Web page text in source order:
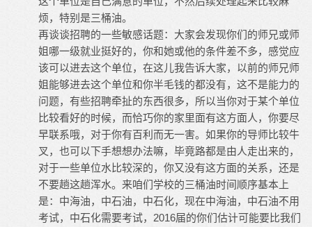
烦，特别是三桶油。
再谈谈招聘的一些敏感话题：大家会发现你们的师兄或师
姐哪一级就业挺好的，你和她或他的条件差不多，感觉应
该可以进去这个单位，在这儿我告诉大家，以前的师兄师
姐能够进去这个单位和你半毛钱的都没有，这不是能力的
问题，有些招聘牵扯的东西很多，所以当你对于某个单位
比较看好的时候，而恰巧你的家里面有这方面人，你要尽
早联系哦，对于你有百利而无一害。如果你的导师比较牛
叉，也可以下手想想办法嘛，毕竟路都是由人走出来的，
对于一些单位水比较深的，你又没有这方面的关系，还是
不要趟这趟浑水。来咱们学校的三桶油时间顺序基本上
是：中海油，中石油，中石化，现在中海油，中石油不用
考试，中石化需要考试，2016届的你们估计可能要比我们